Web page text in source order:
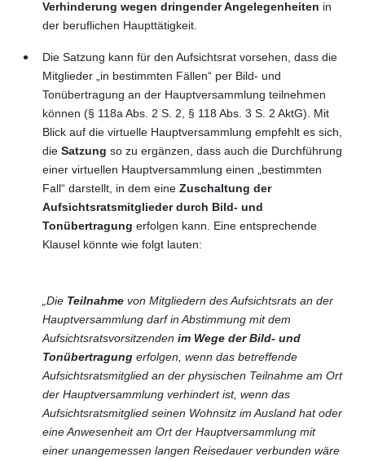
Verhinderung wegen dringender Angelegenheiten in
der beruflichen Haupttätigkeit.
Die Satzung kann für den Aufsichtsrat vorsehen, dass die
Mitglieder „in bestimmten Fällen“ per Bild- und
Tonübertragung an der Hauptversammlung teilnehmen
können (§ 118a Abs. 2 S. 2, § 118 Abs. 3 S. 2 AktG). Mit
Blick auf die virtuelle Hauptversammlung empfehlt es sich,
die Satzung so zu ergänzen, dass auch die Durchführung
einer virtuellen Hauptversammlung einen „bestimmten
Fall“ darstellt, in dem eine Zuschaltung der
Aufsichtsratsmitglieder durch Bild- und
Tonübertragung erfolgen kann. Eine entsprechende
Klausel könnte wie folgt lauten:
„Die Teilnahme von Mitgliedern des Aufsichtsrats an der
Hauptversammlung darf in Abstimmung mit dem
Aufsichtsratsvorsitzenden im Wege der Bild- und
Tonübertragung erfolgen, wenn das betreffende
Aufsichtsratsmitglied an der physischen Teilnahme am Ort
der Hauptversammlung verhindert ist, wenn das
Aufsichtsratsmitglied seinen Wohnsitz im Ausland hat oder
eine Anwesenheit am Ort der Hauptversammlung mit
einer unangemessen langen Reisedauer verbunden wäre